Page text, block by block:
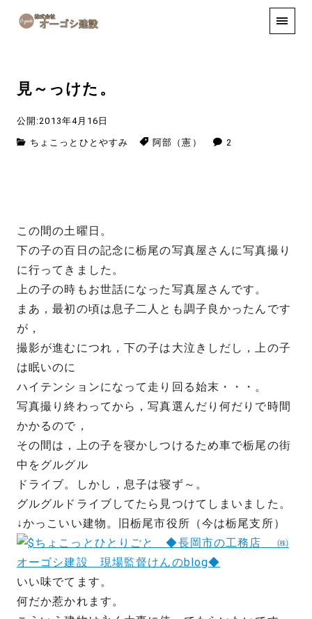
手しごと
見～っけた。
公開:2013年4月16日
ちょこっとひとやすみ 阿部（憲） 2
この間の土曜日。
下の子の百日の記念に栃尾の写真屋さんに写真撮り
に行ってきました。
上の子の時もお世話になった写真屋さんです。
まあ，最初の頃は息子二人とも調子良かったんです
が，
撮影が進むにつれ，下の子は大泣きしだし，上の子
は眠いのに
ハイテンションになって走り回る始末・・・。
写真撮り終わってから，写真選んだり何だりで時間
かかるので，
その間は，上の子を寝かしつけるため車で栃尾の街
中をグルグル
ドライブ。しかし，息子は寝ず～。
グルグルドライブしてたら見つけてしまいました。
↓かっこいい建物。旧栃尾市役所（今は栃尾支所）
いい味でてます。
何だか惹かれます。